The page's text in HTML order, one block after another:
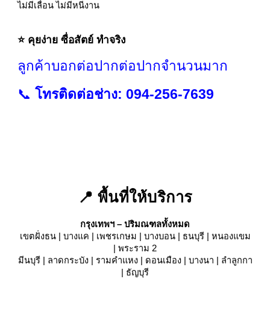
ไม่มีเลื่อน ไม่มีหนีงาน
⭐ คุยง่าย ซื่อสัตย์ ทำจริง
ลูกค้าบอกต่อปากต่อปากจำนวนมาก
📞โทรติดต่อช่าง: 094-256-7639
📍 พื้นที่ให้บริการ
กรุงเทพฯ – ปริมณฑลทั้งหมด
เขตฝั่งธน | บางแค | เพชรเกษม | บางบอน | ธนบุรี | หนองแขม
| พระราม 2
มีนบุรี | ลาดกระบัง | รามคำแหง | ดอนเมือง | บางนา | ลำลูกกา
| ธัญบุรี